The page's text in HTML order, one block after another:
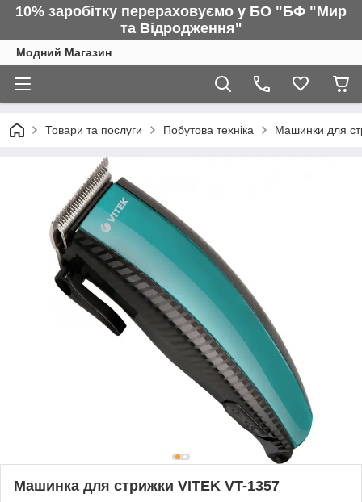
10% заробітку перераховуємо у БО "БФ "Мир
та Відродження"
Модний Магазин
Товари та послуги Побутова техніка Машинки для
Машинка для стрижки VITEK VT-1357